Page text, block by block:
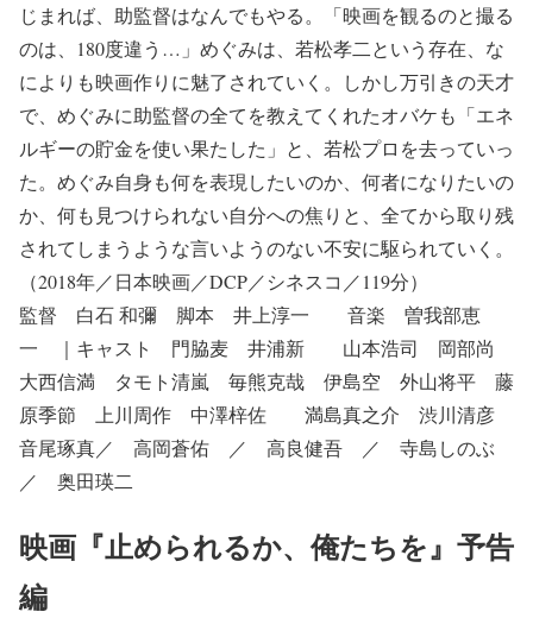
じまれば、助監督はなんでもやる。「映画を観るのと撮る
のは、180度違う…」めぐみは、若松孝二という存在、な
によりも映画作りに魅了されていく。しかし万引きの天才
で、めぐみに助監督の全てを教えてくれたオバケも「エネ
ルギーの貯金を使い果たした」と、若松プロを去っていっ
た。めぐみ自身も何を表現したいのか、何者になりたいの
か、何も見つけられない自分への焦りと、全てから取り残
されてしまうような言いようのない不安に駆られていく。
（2018年／日本映画／DCP／シネスコ／119分）
監督 白石 和彌 脚本 井上淳一 音楽 曽我部恵
一 ｜キャスト 門脇麦 井浦新 山本浩司 岡部尚
大西信満 タモト清嵐 毎熊克哉 伊島空 外山将平 藤
原季節 上川周作 中澤梓佐 満島真之介 渋川清彦
音尾琢真／ 高岡蒼佑 ／ 高良健吾 ／ 寺島しのぶ
／ 奥田瑛二
映画『止められるか、俺たちを』予告
編